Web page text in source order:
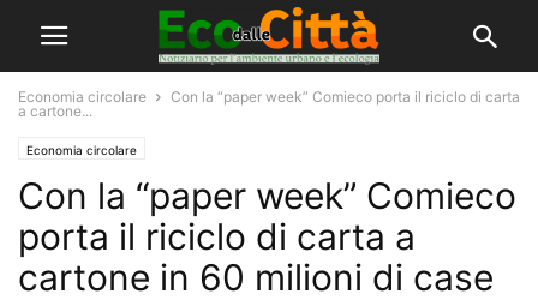
Economia circolare
Con la “paper week” Comieco porta il riciclo di carta
a cartone...
Economia circolare
Con la “paper week” Comieco
porta il riciclo di carta a
cartone in 60 milioni di case